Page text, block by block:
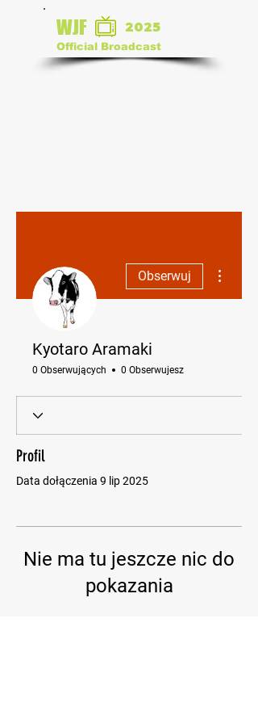
WJF
Official Broadcast
2025
Obserwuj
Kyotaro Aramaki
0 Obserwujących 0 Obserwujesz
Profil
Data dołączenia 9 lip 2025
Nie ma tu jeszcze nic do
pokazania